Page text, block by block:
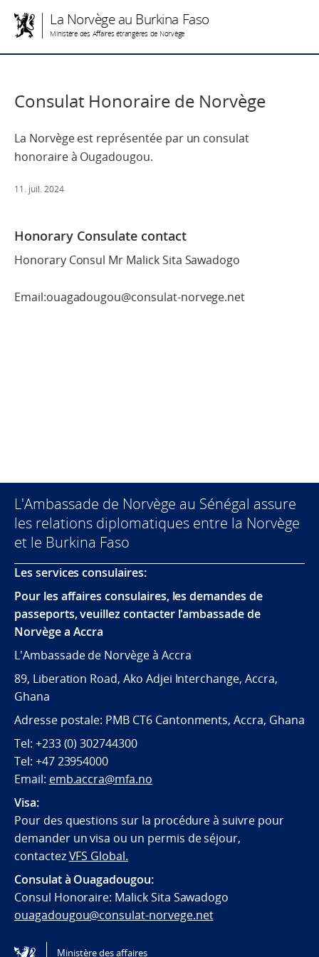
La Norvège au Burkina Faso
Ministère des Affaires étrangères de Norvège
Consulat Honoraire de Norvège
La Norvège est représentée par un consulat
honoraire à Ougadougou.
11. juil. 2024
Honorary Consulate contact
Honorary Consul Mr Malick Sita Sawadogo
Email:ouagadougou@consulat-norvege.net
L'Ambassade de Norvège au Sénégal assure
les relations diplomatiques entre la Norvège
et le Burkina Faso
Les services consulaires:
Pour les affaires consulaires, les demandes de
passeports, veuillez contacter l'ambassade de
Norvège a Accra
L'Ambassade de Norvège à Accra
89, Liberation Road, Ako Adjei Interchange, Accra,
Ghana
Adresse postale: PMB CT6 Cantonments, Accra, Ghana
Tel: +233 (0) 302744300
Tel: +47 23954000
Email: emb.accra@mfa.no
Visa:
Pour des questions sur la procédure à suivre pour
demander un visa ou un permis de séjour,
contactezVFS Global.
Consulat à Ouagadougou:
Consul Honoraire: Malick Sita Sawadogo
ouagadougou@consulat-norvege.net
Ministère des affaires